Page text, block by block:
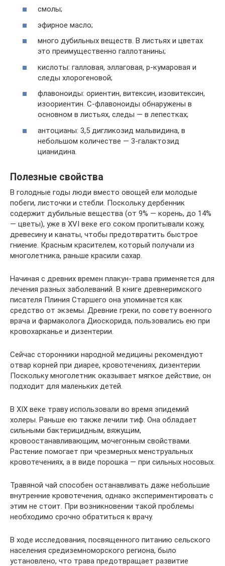
смолы;
эфирное масло;
много дубильных веществ. В листьях и цветах
это преимущественно галлотанины;
кислоты: галловая, эллаговая, p-кумаровая и
следы хлорогеновой;
флавоноиды: ориентин, витексин, изовитексин,
изоориентин. C-флавоноиды обнаружены в
основном в листьях, следы — в лепестках;
антоцианы: 3,5 дигликозид мальвидина, в
небольшом количестве — 3-галактозид
цианидина.
Полезные свойства
В голодные годы люди вместо овощей ели молодые
побеги, листочки и стебли. Поскольку дербенник
содержит дубильные вещества (от 9% — корень, до 14%
— цветы), уже в XVI веке его соком пропитывали кожу,
древесину и канаты, чтобы предотвратить быстрое
гниение. Красным красителем, который получали из
многолетника, раньше красили сахар.
Начиная с древних времен плакун-трава применяется для
лечения разных заболеваний. В книге древнеримского
писателя Плиния Старшего она упоминается как
средство от экземы. Древние греки, по совету военного
врача и фармаколога Диоскорида, пользовались ею при
кровохарканье и дизентерии.
Сейчас сторонники народной медицины рекомендуют
отвар корней при диарее, кровотечениях, дизентерии.
Поскольку многолетник оказывает мягкое действие, он
подходит для маленьких детей.
В XIX веке траву использовали во время эпидемий
холеры. Раньше ею также лечили тиф. Она обладает
сильными бактерицидным, вяжущим,
кровоостанавливающим, мочегонным свойствами.
Растение помогает при чрезмерных менструальных
кровотечениях, а в виде порошка — при сильных носовых.
Травяной чай способен останавливать даже небольшие
внутренние кровотечения, однако экспериментировать с
этим не стоит. При возникновении такой проблемы
необходимо срочно обратиться к врачу.
В ходе исследования, посвященного питанию сельского
населения средиземноморского региона, было
установлено, что трава предотвращает развитие